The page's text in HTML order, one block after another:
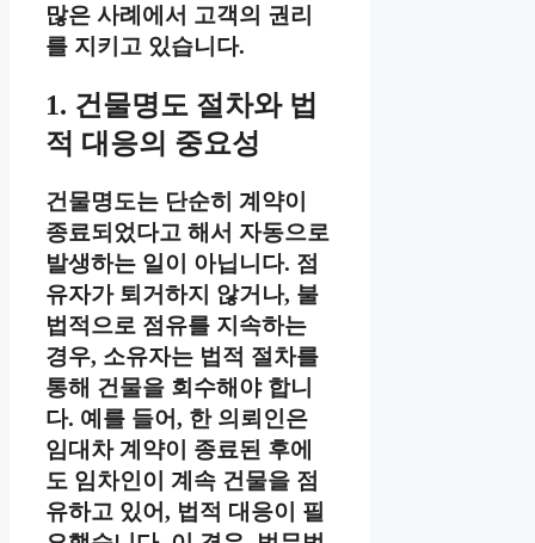
많은 사례에서 고객의 권리
를 지키고 있습니다.
1. 건물명도 절차와 법
적 대응의 중요성
건물명도는 단순히 계약이
종료되었다고 해서 자동으로
발생하는 일이 아닙니다. 점
유자가 퇴거하지 않거나, 불
법적으로 점유를 지속하는
경우, 소유자는 법적 절차를
통해 건물을 회수해야 합니
다. 예를 들어, 한 의뢰인은
임대차 계약이 종료된 후에
도 임차인이 계속 건물을 점
유하고 있어, 법적 대응이 필